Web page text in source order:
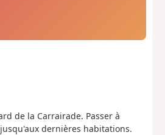
de la Carrairade. Passer à
dernières habitations.